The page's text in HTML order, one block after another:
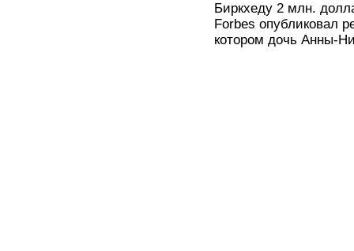
Биркхеду 2 млн.
Forbes опубликовал
котором дочь Анны-